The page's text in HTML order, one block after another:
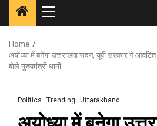
Primary
Menu
Home
अयोध्या में बनेगा उत्तराखंड सदन, यूपी सरकार ने
बोले मुख्यमंत्री धामी
Politics Trending Uttarakhand